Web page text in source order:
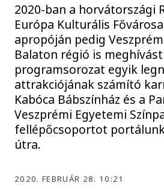
2020-ban a horvátországi
Európa Kulturális
apropóján pedig
Balaton régió is
programsorozat egyik
attrakciójának számító
Kabóca Bábszínház és a
Veszprémi Egyetemi
fellépőcsoportot
útra.
2020. FEBRUÁR 28. 10:21